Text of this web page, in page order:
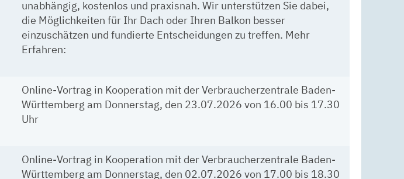
unabhängig, kostenlos und praxisnah. Wir unterstützen Sie dabei,
die Möglichkeiten für Ihr Dach oder Ihren Balkon besser
einzuschätzen und fundierte Entscheidungen zu treffen. Mehr
Erfahren:
Online-Vortrag in Kooperation mit der Verbraucherzentrale Baden-
Württemberg am Donnerstag, den 23.07.2026 von 16.00 bis 17.30
Uhr
Online-Vortrag in Kooperation mit der Verbraucherzentrale Baden-
Württemberg am Donnerstag, den 02.07.2026 von 17.00 bis 18.30